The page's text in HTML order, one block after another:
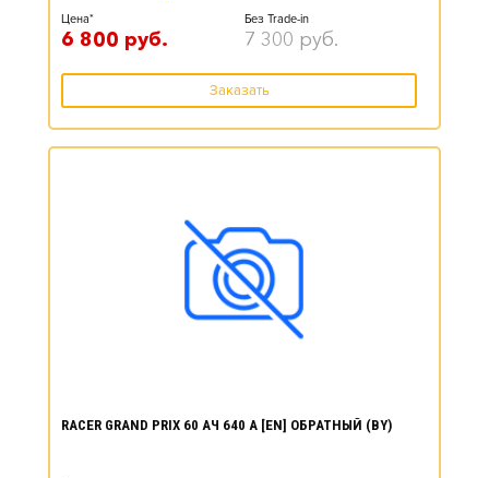
Цена*
6 800 руб.
Без Trade-in
7 300 руб.
Заказать
RACER GRAND PRIX 60 АЧ 640 А [EN] ОБРАТНЫЙ (BY)